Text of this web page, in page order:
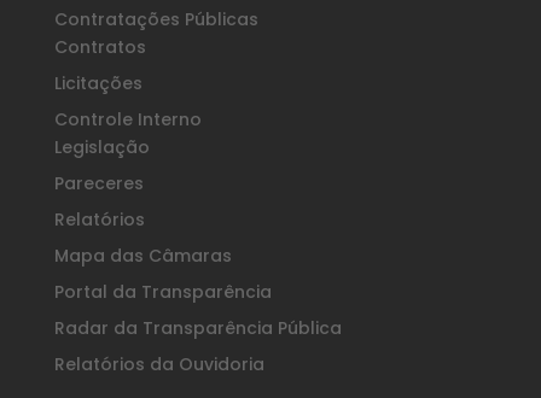
Contratações Públicas
Contratos
Licitações
Controle Interno
Legislação
Pareceres
Relatórios
Mapa das Câmaras
Portal da Transparência
Radar da Transparência Pública
Relatórios da Ouvidoria